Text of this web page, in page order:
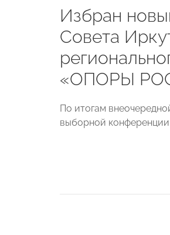
Избран
Совета
«ОПОРЫ
По итогам
выборной